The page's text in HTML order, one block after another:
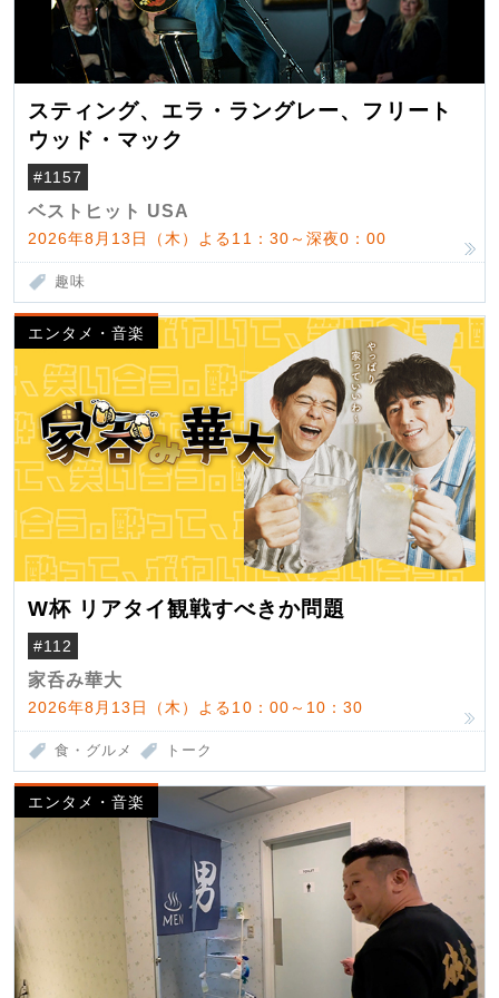
スティング、エラ・ラングレー、フリート
ウッド・マック
#1157
ベストヒット USA
2026年8月13日（木）よる11：30～深夜0：00
趣味
エンタメ・音楽
W杯 リアタイ観戦すべきか問題
#112
家呑み華大
2026年8月13日（木）よる10：00～10：30
食・グルメ トーク
エンタメ・音楽